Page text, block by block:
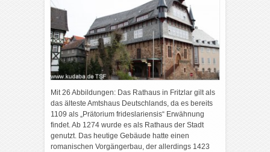
Mit 26 Abbildungen: Das Rathaus in Fritzlar gilt als
das älteste Amtshaus Deutschlands, da es bereits
1109 als „Prätorium frideslariensis“ Erwähnung
findet. Ab 1274 wurde es als Rathaus der Stadt
genutzt. Das heutige Gebäude hatte einen
romanischen Vorgängerbau, der allerdings 1423